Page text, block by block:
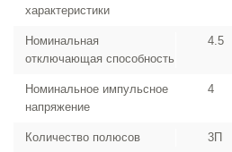
характеристики
Номинальная
отключающая способность
4.5
Номинальное импульсное
напряжение
4
Количество полюсов 3П